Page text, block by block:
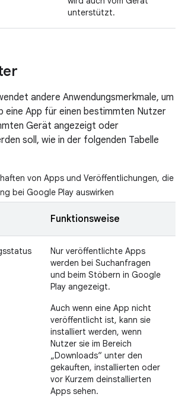
unterstützt.
andere Anwendungsmerkmale, um
eine App für einen bestimmten Nutzer
Gerät angezeigt oder
soll, wie in der folgenden Tabelle
von Apps und Veröffentlichungen, die
bei Google Play auswirken
Funktionsweise
Nur veröffentlichte Apps
werden bei Suchanfragen
und beim Stöbern in Google
Play angezeigt.
Auch wenn eine App nicht
veröffentlicht ist, kann sie
installiert werden, wenn
Nutzer sie im Bereich
„Downloads“ unter den
gekauften, installierten oder
vor Kurzem deinstallierten
Apps sehen.